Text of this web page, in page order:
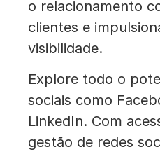
o relacionamento
clientes e
visibilidade.
Explore todo o
sociais como
LinkedIn. Com
gestão de redes